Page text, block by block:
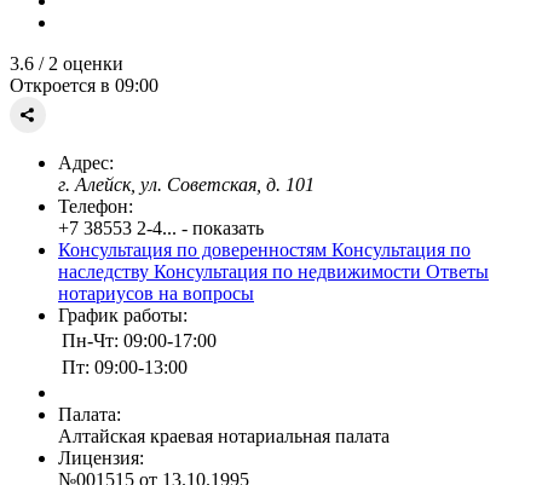
3.6 / 2 оценки
Откроется в 09:00
Адрес:
г. Алейск, ул. Советская, д. 101
Телефон:
+7 38553 2-4... - показать
Консультация по доверенностям Консультация по
наследству Консультация по недвижимости Ответы
нотариусов на вопросы
График работы:
Пн-Чт: 09:00-17:00
Пт: 09:00-13:00
Палата:
Алтайская краевая нотариальная палата
Лицензия:
№001515 от 13.10.1995